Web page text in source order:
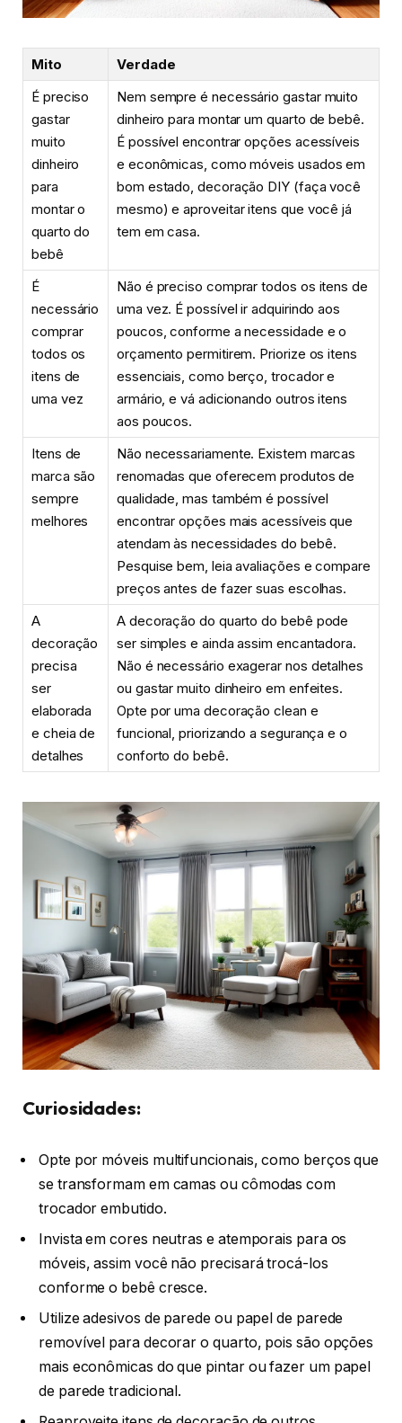
Mito
Verdade
É preciso
gastar
muito
dinheiro
para
montar o
quarto do
bebê
Nem sempre é necessário gastar muito
dinheiro para montar um quarto de bebê.
É possível encontrar opções acessíveis
e econômicas, como móveis usados em
bom estado, decoração DIY (faça você
mesmo) e aproveitar itens que você já
tem em casa.
É
necessário
comprar
todos os
itens de
uma vez
Não é preciso comprar todos os itens de
uma vez. É possível ir adquirindo aos
poucos, conforme a necessidade e o
orçamento permitirem. Priorize os itens
essenciais, como berço, trocador e
armário, e vá adicionando outros itens
aos poucos.
Itens de
marca são
sempre
melhores
Não necessariamente. Existem marcas
renomadas que oferecem produtos de
qualidade, mas também é possível
encontrar opções mais acessíveis que
atendam às necessidades do bebê.
Pesquise bem, leia avaliações e compare
preços antes de fazer suas escolhas.
A
decoração
precisa
ser
elaborada
e cheia de
detalhes
A decoração do quarto do bebê pode
ser simples e ainda assim encantadora.
Não é necessário exagerar nos detalhes
ou gastar muito dinheiro em enfeites.
Opte por uma decoração clean e
funcional, priorizando a segurança e o
conforto do bebê.
Curiosidades:
Opte por móveis multifuncionais, como berços que
se transformam em camas ou cômodas com
trocador embutido.
Invista em cores neutras e atemporais para os
móveis, assim você não precisará trocá-los
conforme o bebê cresce.
Utilize adesivos de parede ou papel de parede
removível para decorar o quarto, pois são opções
mais econômicas do que pintar ou fazer um papel
de parede tradicional.